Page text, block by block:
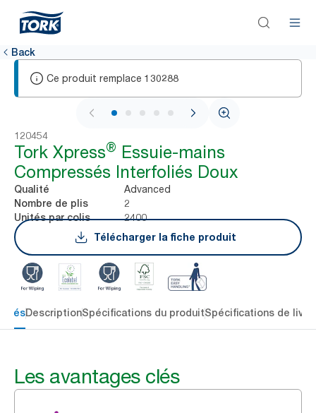
Back
Ce produit remplace 130288
1 / 7
120454
Tork Xpress® Essuie-mains
Compressés Interfoliés Doux
Qualité Advanced
Nombre de plis 2
Unités par colis
2400
Télécharger la fiche produit
clésDescriptionSpécifications du produitSpécifications de
Les avantages clés